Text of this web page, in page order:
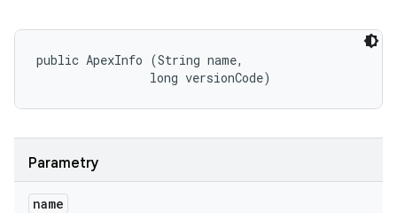
public ApexInfo (String name,
                long versionCode)
Parametry
name